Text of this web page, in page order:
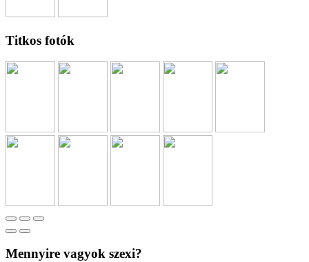
Titkos fotók
Mennyire vagyok szexi?